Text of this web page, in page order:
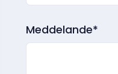
Meddelande*